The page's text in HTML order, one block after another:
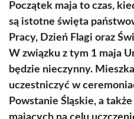
Początek maja to czas,
są istotne święta
Pracy, Dzień Flagi oraz
W związku z tym 1 maja
będzie nieczynny.
uczestniczyć w
Powstanie Śląskie, a